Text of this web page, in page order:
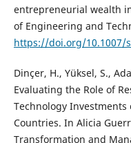
entrepreneurial wealth
of Engineering and
https://doi.org/10.1007/
Dinçer, H., Yüksel, S.,
Evaluating the Role of
Technology Investments
Countries. In Alicia
Transformation and